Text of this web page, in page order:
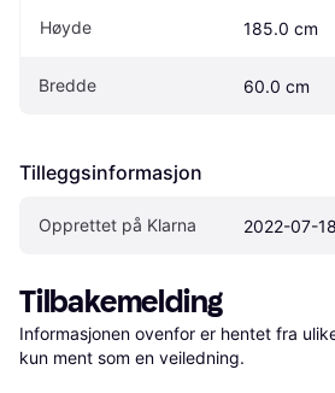
Høyde 185.0 cm
Bredde 60.0 cm
Tilleggsinformasjon
Opprettet på Klarna 2022-07-18
Tilbakemelding
Informasjonen ovenfor er hentet fra
kun ment som en veiledning.